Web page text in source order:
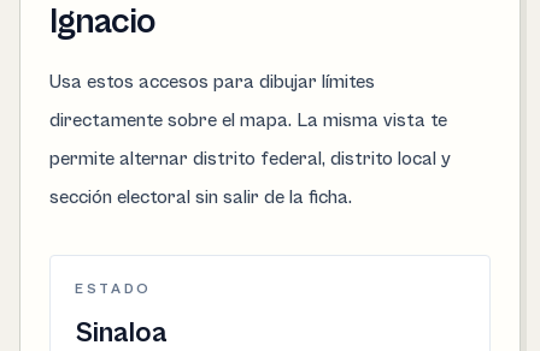
Ignacio
Usa estos accesos para dibujar límites
directamente sobre el mapa. La misma vista te
permite alternar distrito federal, distrito local y
sección electoral sin salir de la ficha.
ESTADO
Sinaloa